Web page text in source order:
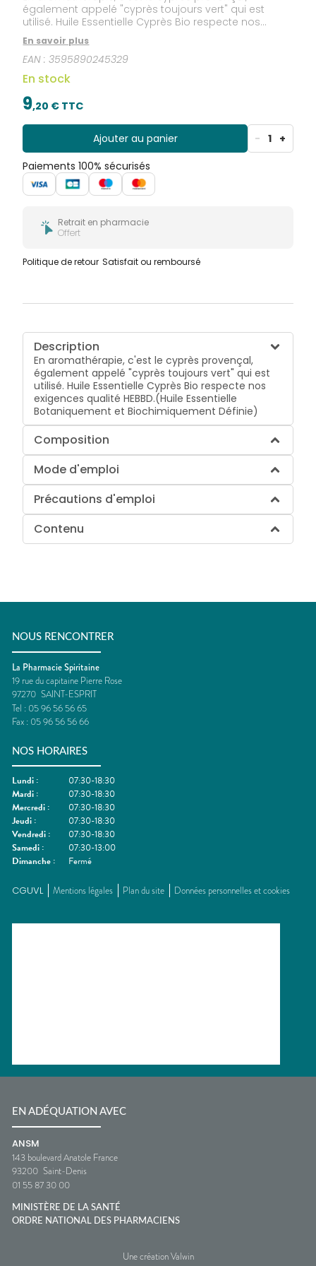
également appelé "cyprès toujours vert" qui est
utilisé. Huile Essentielle Cyprès Bio respecte nos
exigences qualité HEBBD.(Huile Essentielle
Botaniquement et Biochimiquement Définie)
En savoir plus
EAN :3595890245329
En stock
9,20 € TTC
Ajouter au panier - 1 +
Paiements 100% sécurisés
Retrait en pharmacie
Offert
Politique de retour Satisfait ou remboursé
Description
En aromathérapie, c'est le cyprès provençal,
également appelé "cyprès toujours vert" qui est
utilisé. Huile Essentielle Cyprès Bio respecte nos
exigences qualité HEBBD.(Huile Essentielle
Botaniquement et Biochimiquement Définie)
Composition
Mode d'emploi
Précautions d'emploi
Contenu
NOUS RENCONTRER
La Pharmacie Spiritaine
19 rue du capitaine Pierre Rose
97270 SAINT-ESPRIT
Tel : 05 96 56 56 65
Fax : 05 96 56 56 66
NOS HORAIRES
Lundi :
07:30-18:30
Mardi :
07:30-18:30
Mercredi :
07:30-18:30
Jeudi :
07:30-18:30
Vendredi :
07:30-18:30
Samedi :
07:30-13:00
Dimanche : Fermé
CGUVL Mentions légales Plan du site Données personnelles et cookies
EN ADÉQUATION AVEC
ANSM
143 boulevard Anatole France
93200 Saint-Denis
01 55 87 30 00
MINISTÈRE DE LA SANTÉ
ORDRE NATIONAL DES PHARMACIENS
Une création Valwin